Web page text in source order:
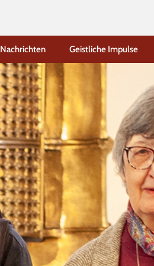
Nachrichten Geistliche Impulse